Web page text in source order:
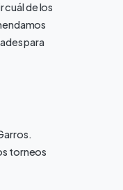
cuál de los
para
torneos